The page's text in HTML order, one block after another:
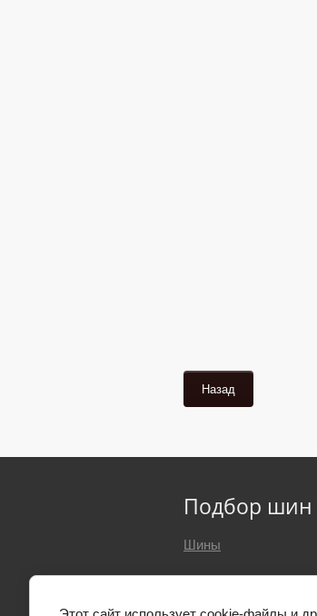
Назад
Подбор шин
Шины